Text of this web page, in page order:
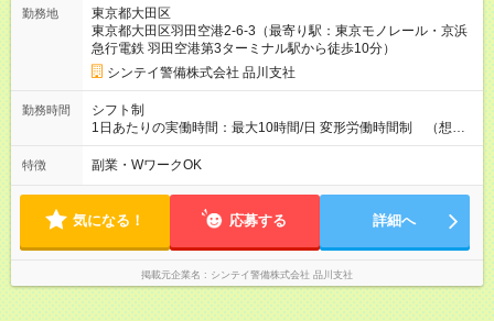
自衛消防技術認定 500円/日 上級救命講習修了 250円/
日 など 給与例 ※未経験、資格なしスタート時（初月）
➀09:00～21:00 21日/月勤務で￥275,625 ＋入社祝い金2万円
➁21:00～09:00 21日/月勤務で￥308,448 ＋入社祝い金2万円
【試用期間】試用期間なし
勤務地
東京都大田区
東京都大田区羽田空港2-6-3（最寄り駅：東京モノレール・京浜
急行電鉄 羽田空港第3ターミナル駅から徒歩10分）
シンテイ警備株式会社 品川支社
勤務時間
シフト制
1日あたりの実働時間：最大10時間/日 変形労働時間制 （想定
労働時間 170時間/月） 【シフト例】 ➀09:00～21:00（休憩時
間120分） ➁21:00～09:00（休憩時間120分）
特徴 副業・WワークOK
気になる！ 応募する 詳細へ
掲載元企業名 シンテイ警備株式会社 品川支社